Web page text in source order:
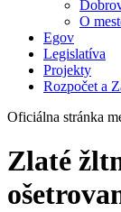
O
Egov
Legislatíva
Projekty
Rozpočet a
Oficiálna stránka
Zlaté